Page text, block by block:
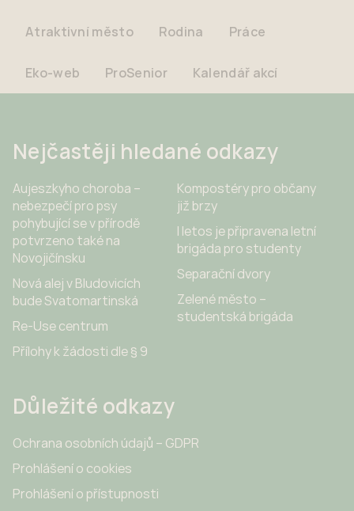
Atraktivní město Rodina Práce
Eko-web ProSenior Kalendář akcí
Nejčastěji hledané odkazy
Aujeszkyho choroba –
nebezpečí pro psy
pohybující se v přírodě
potvrzeno také na
Novojičínsku
Nová alej v Bludovicích
bude Svatomartinská
Re-Use centrum
Přílohy k žádosti dle § 9
Kompostéry pro občany
již brzy
I letos je připravena letní
brigáda pro studenty
Separační dvory
Zelené město –
studentská brigáda
Důležité odkazy
Ochrana osobních údajů – GDPR
Prohlášení o cookies
Prohlášení o přístupnosti